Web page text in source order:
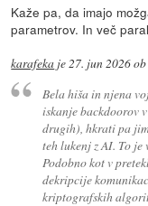
Kaže pa, da imajo
parametrov. In več
karafeka je27. jun 2026
Bela hiša in njena
iskanje backdoorov
drugih), hkrati pa
teh lukenj z AI. To je
Podobno kot v
dekripcije
kriptografskih